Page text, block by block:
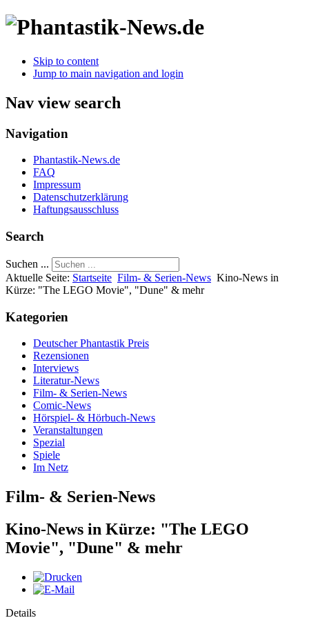
Skip to content
Jump to main navigation and login
Nav view search
Navigation
Phantastik-News.de
FAQ
Impressum
Datenschutzerklärung
Haftungsausschluss
Search
Suchen ...
Aktuelle Seite: Startseite Film- & Serien-News Kino-News in
Kürze: "The LEGO Movie", "Dune" & mehr
Kategorien
Deutscher Phantastik Preis
Rezensionen
Interviews
Literatur-News
Film- & Serien-News
Comic-News
Hörspiel- & Hörbuch-News
Veranstaltungen
Spezial
Spiele
Im Netz
Film- & Serien-News
Kino-News in Kürze: "The LEGO
Movie", "Dune" & mehr
Details